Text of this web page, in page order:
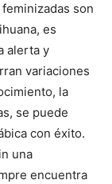
son
es
alerta y
variaciones
la
se puede
con éxito.
una
encuentra